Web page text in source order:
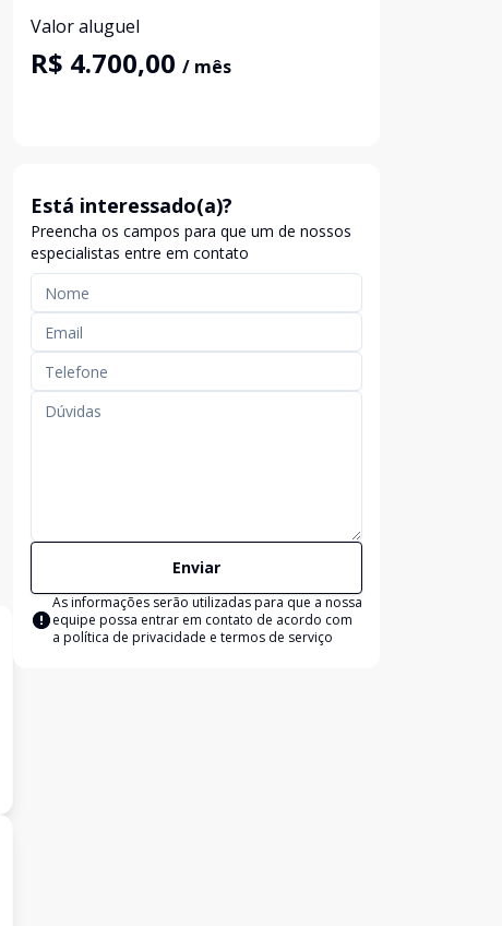
Valor aluguel
R$ 4.700,00 / mês
Está interessado(a)?
Preencha os campos para que um de nossos
especialistas entre em contato
Enviar
As informações serão utilizadas para que a nossa
equipe possa entrar em contato de acordo com
a política de privacidade e termos de serviço